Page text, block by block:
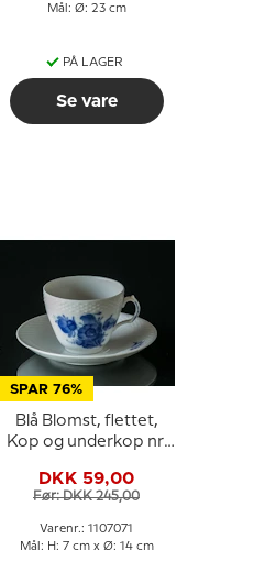
Mål: Ø: 23 cm
PÅ LAGER
Se vare
SPAR 76%
Blå Blomst, flettet,
Kop og underkop nr.
Royal Copenhagen
DKK 59,00
Før: DKK 245,00
Varenr.: 1107071
Mål: H: 7 cm x Ø: 14 cm